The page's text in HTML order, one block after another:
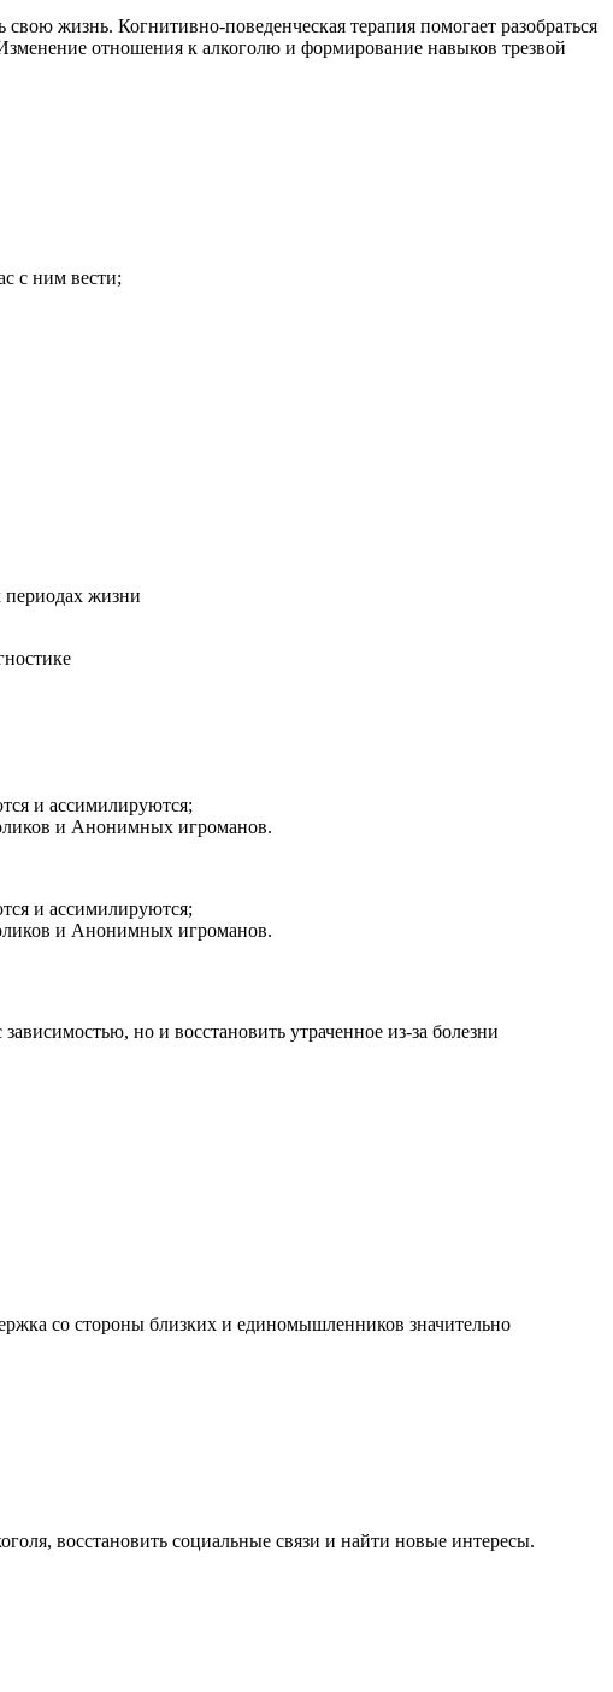
жизнь. Когнитивно-поведенческая терапия помогает разобраться
отношения к алкоголю и формирование навыков трезвой
с ним вести;
периодах жизни
и ассимилируются;
и Анонимных игроманов.
и ассимилируются;
и Анонимных игроманов.
но и восстановить утраченное из-за болезни
со стороны близких и единомышленников значительно
восстановить социальные связи и найти новые интересы.